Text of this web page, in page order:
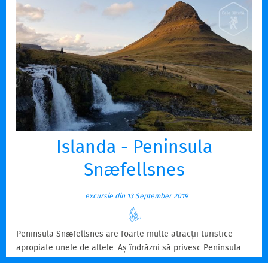
Islanda - Peninsula
Snæfellsnes
excursie din 13 September 2019
Peninsula Snæfellsnes are foarte multe atracții turistice
apropiate unele de altele. Aș îndrăzni să privesc Peninsula